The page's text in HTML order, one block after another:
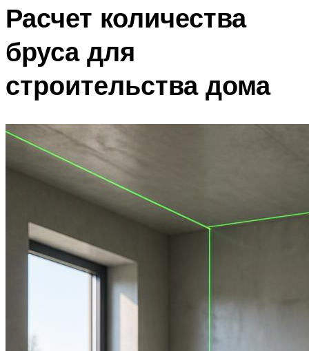
Расчет количества
бруса для
строительства дома